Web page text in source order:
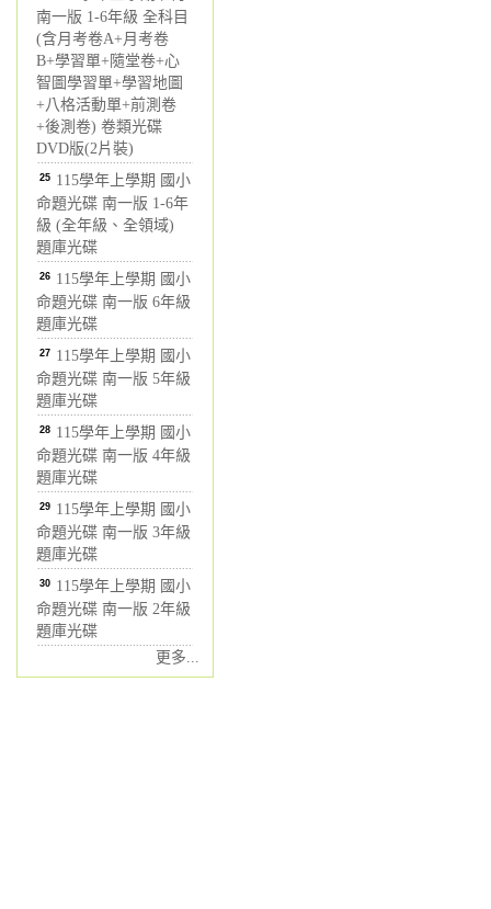
南一版 1-6年級 全科目
(含月考卷A+月考卷
B+學習單+隨堂卷+心
智圖學習單+學習地圖
+八格活動單+前測卷
+後測卷) 卷類光碟
DVD版(2片裝)
25 115學年上學期 國小
命題光碟 南一版 1-6年
級 (全年級、全領域)
題庫光碟
26 115學年上學期 國小
命題光碟 南一版 6年級
題庫光碟
27 115學年上學期 國小
命題光碟 南一版 5年級
題庫光碟
28 115學年上學期 國小
命題光碟 南一版 4年級
題庫光碟
29 115學年上學期 國小
命題光碟 南一版 3年級
題庫光碟
30 115學年上學期 國小
命題光碟 南一版 2年級
題庫光碟
更多...